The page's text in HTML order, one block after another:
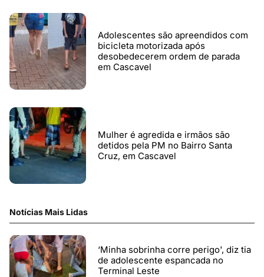
Adolescentes são apreendidos com
bicicleta motorizada após
desobedecerem ordem de parada
em Cascavel
Mulher é agredida e irmãos são
detidos pela PM no Bairro Santa
Cruz, em Cascavel
Notícias Mais Lidas
‘Minha sobrinha corre perigo', diz tia
de adolescente espancada no
Terminal Leste